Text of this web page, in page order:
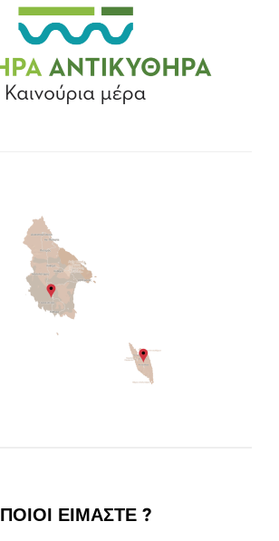
ΠΟΙΟΙ ΕΙΜΑΣΤΕ ?